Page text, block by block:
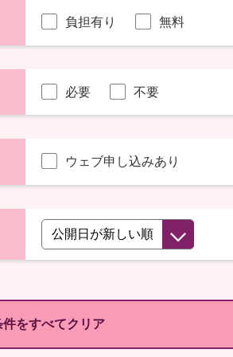
負担有り 無料
必要 不要
ウェブ申し込みあり